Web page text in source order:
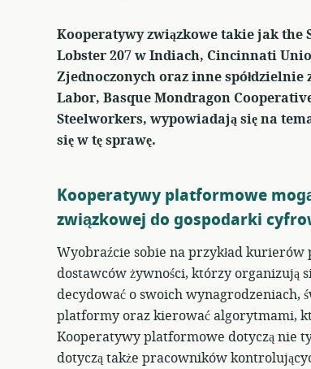
Kooperatywy związkowe takie jak the
Lobster 207 w Indiach, Cincinnati
Zjednoczonych oraz inne
Labor, Basque Mondragon
Steelworkers, wypowiadają się na
się w tę sprawę.
Kooperatywy platformowe
związkowej do gospodarki
Wyobraźcie sobie na przykład
dostawców żywności, którzy organizują
decydować o swoich
platformy oraz kierować algorytmami,
Kooperatywy platformowe dotyczą nie
dotyczą także pracowników